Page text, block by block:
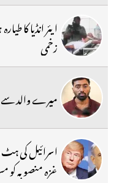
زخمی
میرے والد سے
اسرائیل کی
غزہ منصوبہ کو